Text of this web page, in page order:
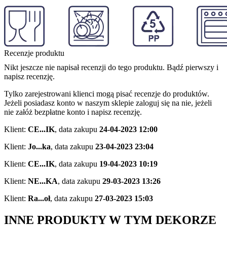
Recenzje produktu
Nikt jeszcze nie napisał recenzji do tego produktu. Bądź pierwszy i
napisz recenzję.
Tylko zarejestrowani klienci mogą pisać recenzje do produktów.
Jeżeli posiadasz konto w naszym sklepie zaloguj się na nie, jeżeli
nie załóż bezpłatne konto i napisz recenzję.
Klient: CE...IK, data zakupu 24-04-2023 12:00
Klient: Jo...ka, data zakupu 23-04-2023 23:04
Klient: CE...IK, data zakupu 19-04-2023 10:19
Klient: NE...KA, data zakupu 29-03-2023 13:26
Klient: Ra...oł, data zakupu 27-03-2023 15:03
INNE PRODUKTY W TYM DEKORZE